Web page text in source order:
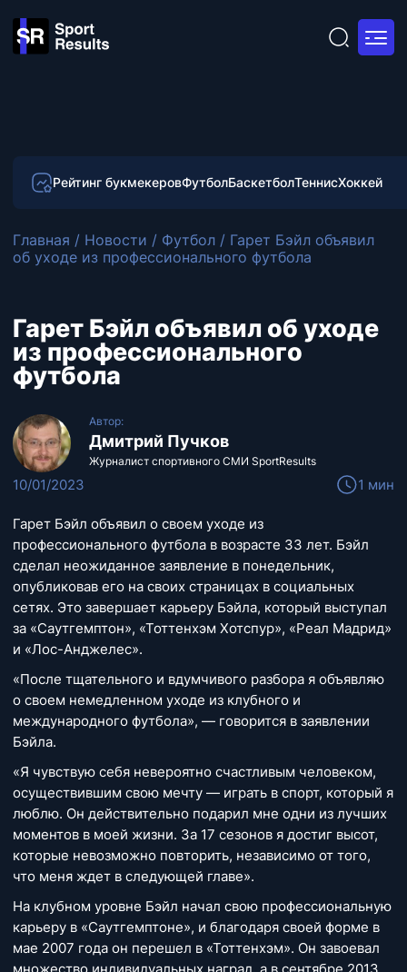
Рейтинг букмекеровФутболБаскетболТеннисХоккей
Главная / Новости / Футбол / Гарет Бэйл объявил
об уходе из профессионального футбола
Гарет Бэйл объявил об уходе
из профессионального
футбола
Автор:
Дмитрий Пучков
Журналист спортивного СМИ SportResults
10/01/2023 1 мин
Гарет Бэйл объявил о своем уходе из
профессионального футбола в возрасте 33 лет. Бэйл
сделал неожиданное заявление в понедельник,
опубликовав его на своих страницах в социальных
сетях. Это завершает карьеру Бэйла, который выступал
за «Саутгемптон», «Тоттенхэм Хотспур», «Реал Мадрид»
и «Лос-Анджелес».
«После тщательного и вдумчивого разбора я объявляю
о своем немедленном уходе из клубного и
международного футбола», — говорится в заявлении
Бэйла.
«Я чувствую себя невероятно счастливым человеком,
осуществившим свою мечту — играть в спорт, который я
люблю. Он действительно подарил мне одни из лучших
моментов в моей жизни. За 17 сезонов я достиг высот,
которые невозможно повторить, независимо от того,
что меня ждет в следующей главе».
На клубном уровне Бэйл начал свою профессиональную
карьеру в «Саутгемптоне», и благодаря своей форме в
мае 2007 года он перешел в «Тоттенхэм». Он завоевал